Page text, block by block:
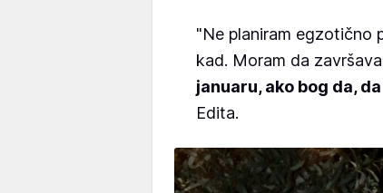
"Ne planiram egzotično
kad. Moram da
januaru, ako bog da,
Edita.